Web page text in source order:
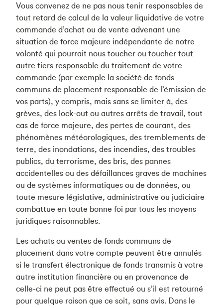
Vous convenez de ne pas nous tenir responsables de
tout retard de calcul de la valeur liquidative de votre
commande d’achat ou de vente advenant une
situation de force majeure indépendante de notre
volonté qui pourrait nous toucher ou toucher tout
autre tiers responsable du traitement de votre
commande (par exemple la société de fonds
communs de placement responsable de l’émission de
vos parts), y compris, mais sans se limiter à, des
grèves, des lock-out ou autres arrêts de travail, tout
cas de force majeure, des pertes de courant, des
phénomènes météorologiques, des tremblements de
terre, des inondations, des incendies, des troubles
publics, du terrorisme, des bris, des pannes
accidentelles ou des défaillances graves de machines
ou de systèmes informatiques ou de données, ou
toute mesure législative, administrative ou judiciaire
combattue en toute bonne foi par tous les moyens
juridiques raisonnables.
Les achats ou ventes de fonds communs de
placement dans votre compte peuvent être annulés
si le transfert électronique de fonds transmis à votre
autre institution financière ou en provenance de
celle-ci ne peut pas être effectué ou s’il est retourné
pour quelque raison que ce soit, sans avis. Dans le